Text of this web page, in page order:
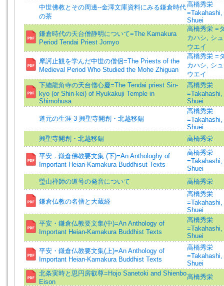
中世佛教とその周邊--金澤文庫資料にみる鎌倉時代
の茶
高橋秀栄
=Takahashi,
Shuei
鎌倉時代の天台僧静明について=The Kamakura
Period Tendai Priest Jomyo
高橋秀栄 =
カハシ, シュ
ウエイ
摩訶止観を学んだ中世の僧侶=The Priests of the
Medieval Period Who Studied the Mohe Zhiguan
高橋秀栄 =
カハシ, シュ
ウエイ
下總龍角寺の天台僧心慶=The Tendai priest Sin-
kyo (or Shin-kei) of Ryukakuji Temple in
Shimohusa
高橋秀栄
=Takahashi,
Shuei
道元の生涯 3 興聖寺開創・北越移錫
高橋秀栄
=Takahashi,
Shuei
興聖寺開創・北越移錫
高橋秀栄
平安．鎌倉佛教要文集 (下)=An Anthologhy of
Important Heian-Kamakura Buddhisut Texts
高橋秀栄
=Takahashi,
Shuei
瑩山禅師の道号の発音について
高橋秀栄
鎌倉仏教の名僧と大蔵経
高橋秀栄
=Takahashi,
Shuei
平安・鎌倉仏教要文集(中)=An Anthology of
Important Heian-Kamakura Buddhist Texts
高橋秀栄
=Takahashi,
Shuei
平安・鎌倉仏教要文集(上)=An Anthology of
Important Heian-Kamakura Buddhist Texts
高橋秀栄
=Takahashi,
Shuei
北条実時と思円房叡尊=Hojo Sanetoki and Shienbo
Eison
高橋秀栄